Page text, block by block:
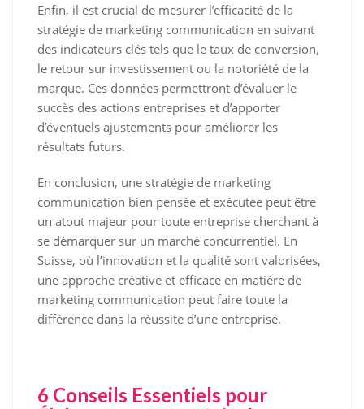
Enfin, il est crucial de mesurer l’efficacité de la
stratégie de marketing communication en suivant
des indicateurs clés tels que le taux de conversion,
le retour sur investissement ou la notoriété de la
marque. Ces données permettront d’évaluer le
succès des actions entreprises et d’apporter
d’éventuels ajustements pour améliorer les
résultats futurs.
En conclusion, une stratégie de marketing
communication bien pensée et exécutée peut être
un atout majeur pour toute entreprise cherchant à
se démarquer sur un marché concurrentiel. En
Suisse, où l’innovation et la qualité sont valorisées,
une approche créative et efficace en matière de
marketing communication peut faire toute la
différence dans la réussite d’une entreprise.
6 Conseils Essentiels pour